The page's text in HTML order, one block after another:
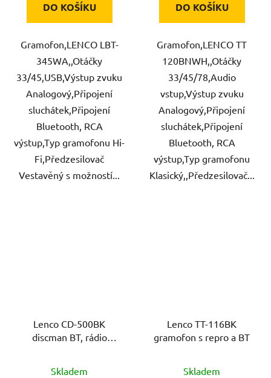
DO KOŠÍKU
Gramofon,LENCO LBT-
345WA,,Otáčky
33/45,USB,Výstup zvuku
Analogový,Připojení
sluchátek,Připojení
Bluetooth, RCA
výstup,Typ gramofonu Hi-
Fi,Předzesilovač
Vestavěný s možností...
DO KOŠÍKU
Gramofon,LENCO TT
120BNWH,,Otáčky
33/45/78,Audio
vstup,Výstup zvuku
Analogový,Připojení
sluchátek,Připojení
Bluetooth, RCA
výstup,Typ gramofonu
Klasický,,Předzesilovač...
Lenco CD-500BK
discman BT, rádio
Skladem
Lenco TT-116BK
gramofon s repro a BT
Skladem